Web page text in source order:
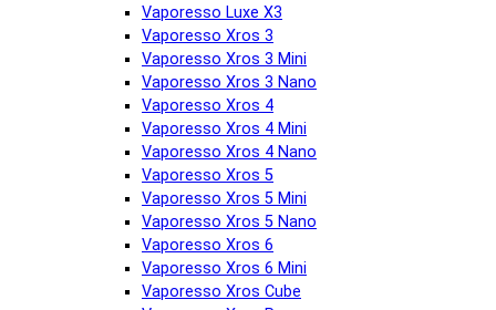
Vaporesso Luxe X3
Vaporesso Xros 3
Vaporesso Xros 3 Mini
Vaporesso Xros 3 Nano
Vaporesso Xros 4
Vaporesso Xros 4 Mini
Vaporesso Xros 4 Nano
Vaporesso Xros 5
Vaporesso Xros 5 Mini
Vaporesso Xros 5 Nano
Vaporesso Xros 6
Vaporesso Xros 6 Mini
Vaporesso Xros Cube